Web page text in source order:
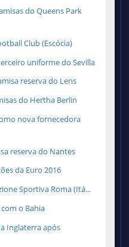
do Queens Park
Club (Escócia)
uniforme do Sevilla
reserva do Lens
do Hertha Berlin
nova fornecedora
reserva do Nantes
da Euro 2016
Sportiva Roma (Itá...
o Bahia
Inglaterra após